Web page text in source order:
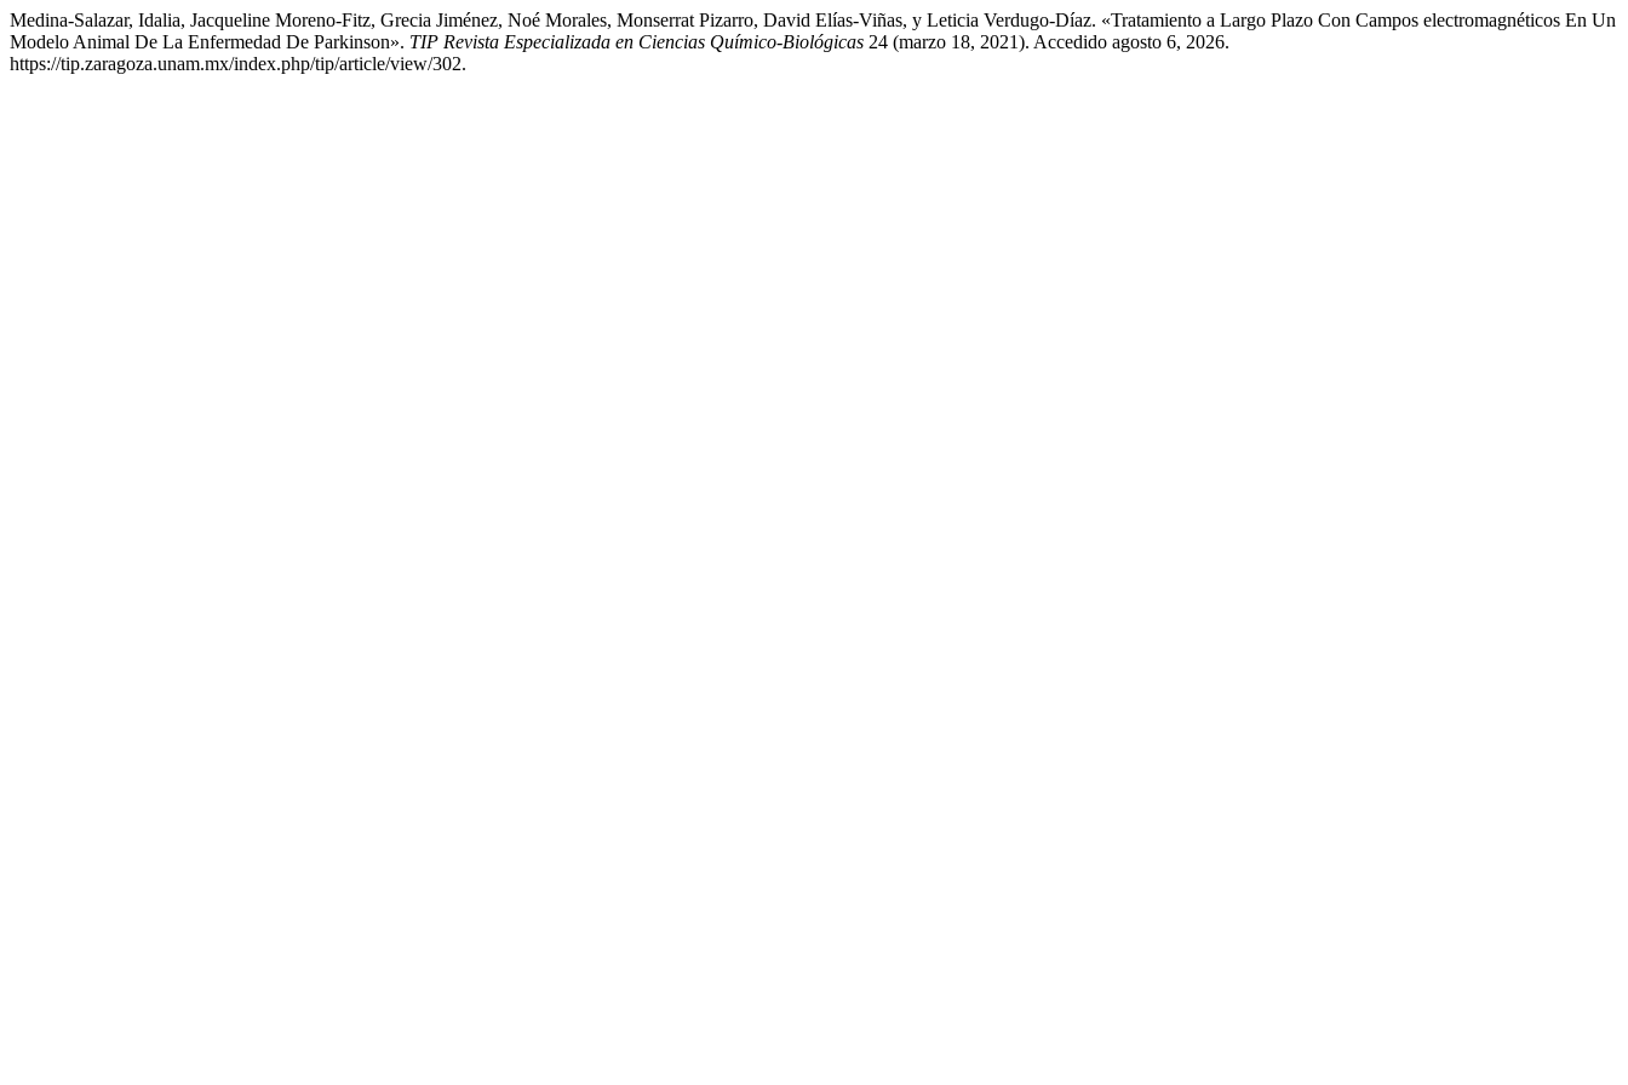
Medina-Salazar, Idalia, Jacqueline Moreno-Fitz, Grecia Jiménez, Noé Morales, Monserrat Pizarro, David Elías-Viñas, y Leticia Verdugo-Díaz. «Tratamiento a Largo Plazo Con Campos electromagnéticos En Un
Modelo Animal De La Enfermedad De Parkinson». TIP Revista Especializada en Ciencias Químico-Biológicas 24 (marzo 18, 2021). Accedido agosto 6, 2026.
https://tip.zaragoza.unam.mx/index.php/tip/article/view/302.